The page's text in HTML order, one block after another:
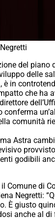
del piano
delle
è in
che ha
comunità
Astra
godibili
Comune di
Negretti:
È giusto
anche al